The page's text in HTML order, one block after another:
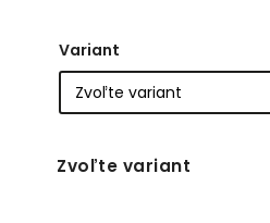
Variant
Zvoľte variant